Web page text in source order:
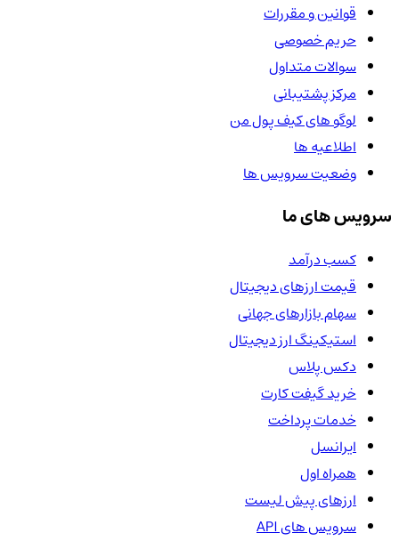
قوانین و مقررات
حریم خصوصی
سوالات متداول
مرکز پشتیبانی
لوگو های کیف پول من
اطلاعیه ها
وضعیت سرویس ها
سرویس های ما
کسب درآمد
قیمت ارزهای دیجیتال
سهام بازارهای جهانی
استیکینگ ارز دیجیتال
دکس پلاس
خرید گیفت کارت
خدمات پرداخت
ایرانسل
همراه اول
ارزهای پیش لیست
سرویس های API